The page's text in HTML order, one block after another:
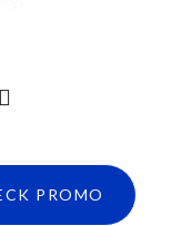
PROMO